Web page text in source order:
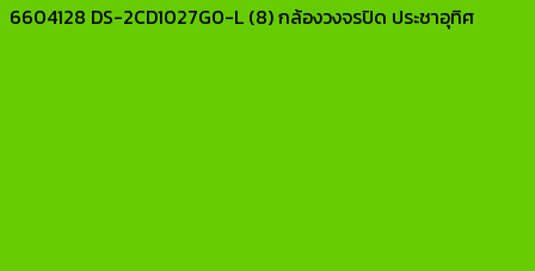
6604128 DS-2CD1027G0-L (8) กล้องวงจรปิด ประชาอุทิศ